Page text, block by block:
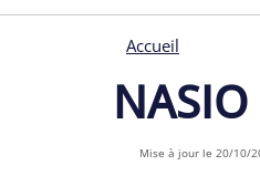
Accueil
Mise à jour le 20/10/